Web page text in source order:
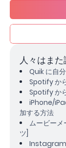
人々はまた
Quik に自
Spotify か
Spotify か
iPhone/
加する方法
ムービー
ツ]
Instagram